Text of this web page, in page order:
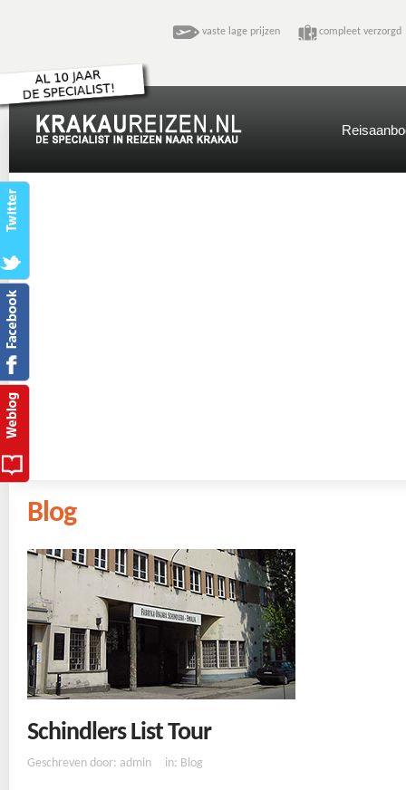
vaste lage prijzen compleet
Blog
Schindlers List Tour
Geschreven door: admin in: Blog